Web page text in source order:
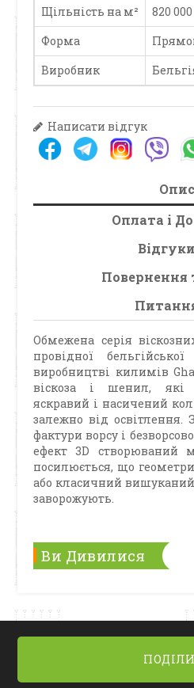
Щільність на м²
820 000
Форма
Виробник
Написати відгук
Опис
Оплата і
Повернення
Обмежена серія
провідної
виробництві килимів
віскоза і шенил,
яскравий і насичений
залежно від
фактури ворсу і
ефект 3D створюваний
посилюється, що
або класичний
заворожують.
Ви Дивилися